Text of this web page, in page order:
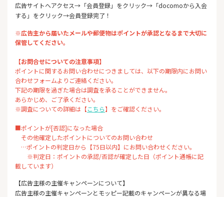
広告サイトへアクセス→「会員登録」をクリック→「docomoから入会
する」をクリック→会員登録完了！
※広告主から届いたメールや郵便物はポイントが承認となるまで大切に
保管してください。
【お問合せについての注意事項】
ポイントに関するお問い合わせにつきましては、以下の期限内にお問い
合わせフォームよりご連絡ください。
下記の期限を過ぎた場合は調査を承ることができません。
あらかじめ、ご了承ください。
※調査についての詳細は【こちら】をご確認ください。
■ポイントが[否認]になった場合
その他確定したポイントについてのお問い合わせ
…ポイントの判定日から【75日以内】にお問い合わせください。
※判定日：ポイントの承認/否認が確定した日（ポイント通帳に記
載しています）
【広告主様の主催キャンペーンについて】
広告主様の主催キャンペーンとモッピー記載のキャンペーンが異なる場